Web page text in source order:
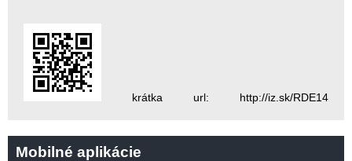
krátka url: http://iz.sk/RDE14
Mobilné aplikácie